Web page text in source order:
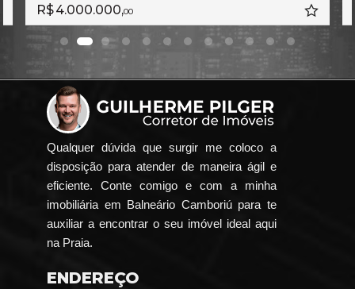
R$ 4.200.000,
Qualquer dúvida que surgir me coloco a
disposição para atender de maneira ágil e
eficiente. Conte comigo e com a minha
imobiliária em Balneário Camboriú para te
auxiliar a encontrar o seu imóvel ideal aqui
na Praia.
ENDEREÇO